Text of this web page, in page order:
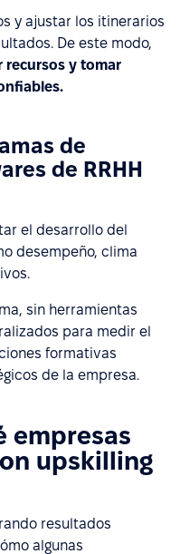
y ajustar los itinerarios
De este modo,
recursos y tomar
de
de RRHH
el desarrollo del
desempeño, clima
sin herramientas
para medir el
formativas
de la empresa.
empresas
upskilling
resultados
algunas